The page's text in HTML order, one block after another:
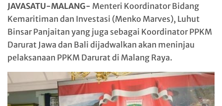
JAVASATU-MALANG- Menteri Koordinator Bidang
Kemaritiman dan Investasi (Menko Marves), Luhut
Binsar Panjaitan yang juga sebagai Koordinator PPKM
Darurat Jawa dan Bali dijadwalkan akan meninjau
pelaksanaan PPKM Darurat di Malang Raya.